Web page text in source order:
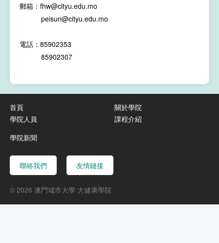
郵箱：fhw@cityu.edu.mo
peisun@cityu.edu.mo
電話：85902353
85902307
首頁
關於學院
學院人員
課程介紹
學院新聞
聯絡我們 友情鏈接
© 2026 澳門城市大學 大健康學院